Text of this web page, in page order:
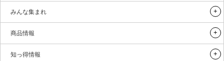
みんな集まれ
商品情報
知っ得情報